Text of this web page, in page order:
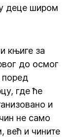
деце широм
књиге за
до осмог
где ће
и
не само
већ и чините